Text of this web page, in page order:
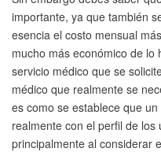
importante, ya que también
esencia el costo mensual
mucho más económico de
servicio médico que se
médico que realmente se
es como se establece que
realmente con el perfil de
principalmente al considerar